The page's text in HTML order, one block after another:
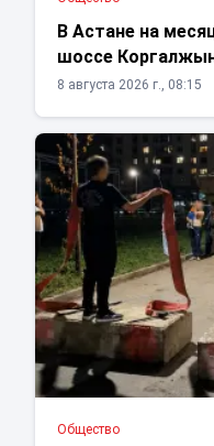
В Астане на
шоссе
8 августа 2026 г., 08:15
Общество